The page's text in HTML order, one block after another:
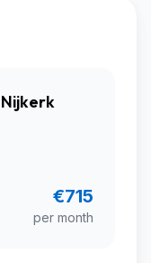
€715
per month